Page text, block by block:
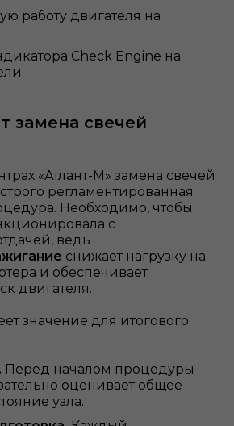
работу двигателя на
Check Engine на
замена свечей
«Атлант-М» замена свечей
регламентированная
Необходимо, чтобы
с
ведь
снижает нагрузку на
и обеспечивает
двигателя.
значение для итогового
Перед началом процедуры
оценивает общее
узла.